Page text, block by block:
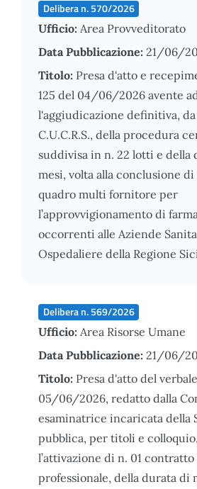
Delibera n. 570/2026
Ufficio: Area Provveditorato
Data Pubblicazione: 21/06/
Titolo: Presa d'atto e
125 del 04/06/2026 avente
l'aggiudicazione definitiva,
C.U.C.R.S., della procedura
suddivisa in n. 22 lotti e della
mesi, volta alla conclusione
quadro multi fornitore per
l’approvvigionamento di
occorrenti alle Aziende
Ospedaliere della Regione
Delibera n. 569/2026
Ufficio: Area Risorse Umane
Data Pubblicazione: 21/06/
Titolo: Presa d'atto del
05/06/2026, redatto dalla
esaminatrice incaricata della
pubblica, per titoli e
l’attivazione di n. 01
professionale, della durata di